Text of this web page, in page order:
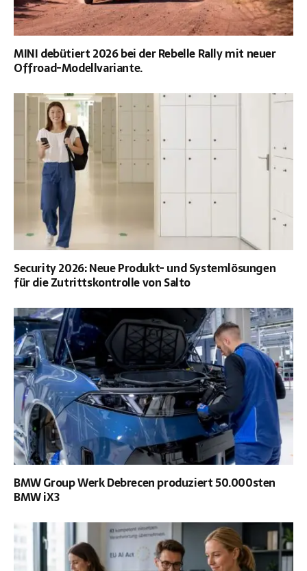
MINI debütiert 2026 bei der Rebelle Rally mit neuer
Offroad-Modellvariante.
Security 2026: Neue Produkt- und Systemlösungen
für die Zutrittskontrolle von Salto
BMW Group Werk Debrecen produziert 50.000sten
BMW iX3